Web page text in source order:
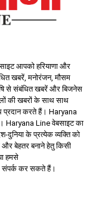
आपको हरियाणा और
खबरें, मनोरंजन, मौसम
से संबंधित खबरें और बिजनेस
की खबरों के साथ साथ
प्रदान करते हैं। Haryana
Haryana Line वेबसाइट का
दुनिया के प्रत्येक व्यक्ति को
बेहतर बनाने हेतु किसी
हमसे
कर सकते हैं।